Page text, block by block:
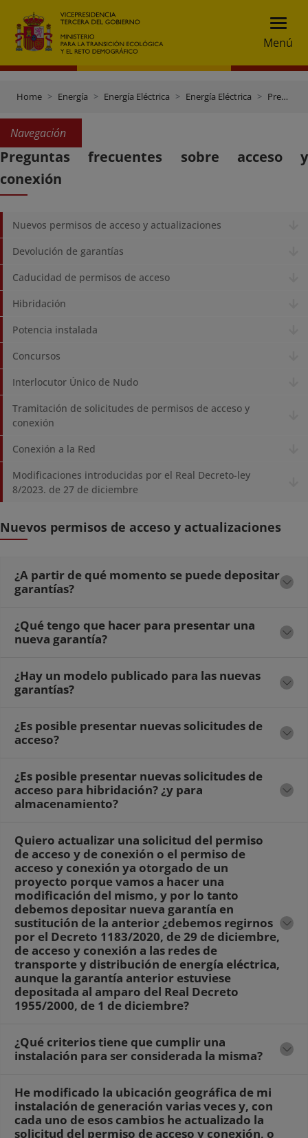
Menú
Home Energía Energía Eléctrica Energía Eléctrica Preguntas frecuentes sobre acceso y conexión
Navegación
Preguntas frecuentes sobre acceso y
conexión
Nuevos permisos de acceso y actualizaciones
Devolución de garantías
Caducidad de permisos de acceso
Hibridación
Potencia instalada
Concursos
Interlocutor Único de Nudo
Tramitación de solicitudes de permisos de acceso y
conexión
Conexión a la Red
Modificaciones introducidas por el Real Decreto-ley
8/2023. de 27 de diciembre
Nuevos permisos de acceso y actualizaciones
¿A partir de qué momento se puede depositar
garantías?
¿Qué tengo que hacer para presentar una
nueva garantía?
¿Hay un modelo publicado para las nuevas
garantías?
¿Es posible presentar nuevas solicitudes de
acceso?
¿Es posible presentar nuevas solicitudes de
acceso para hibridación? ¿y para
almacenamiento?
Quiero actualizar una solicitud del permiso
de acceso y de conexión o el permiso de
acceso y conexión ya otorgado de un
proyecto porque vamos a hacer una
modificación del mismo, y por lo tanto
debemos depositar nueva garantía en
sustitución de la anterior ¿debemos regirnos
por el Decreto 1183/2020, de 29 de diciembre,
de acceso y conexión a las redes de
transporte y distribución de energía eléctrica,
aunque la garantía anterior estuviese
depositada al amparo del Real Decreto
1955/2000, de 1 de diciembre?
¿Qué criterios tiene que cumplir una
instalación para ser considerada la misma?
He modificado la ubicación geográfica de mi
instalación de generación varias veces y, con
cada uno de esos cambios he actualizado la
solicitud del permiso de acceso y conexión, o